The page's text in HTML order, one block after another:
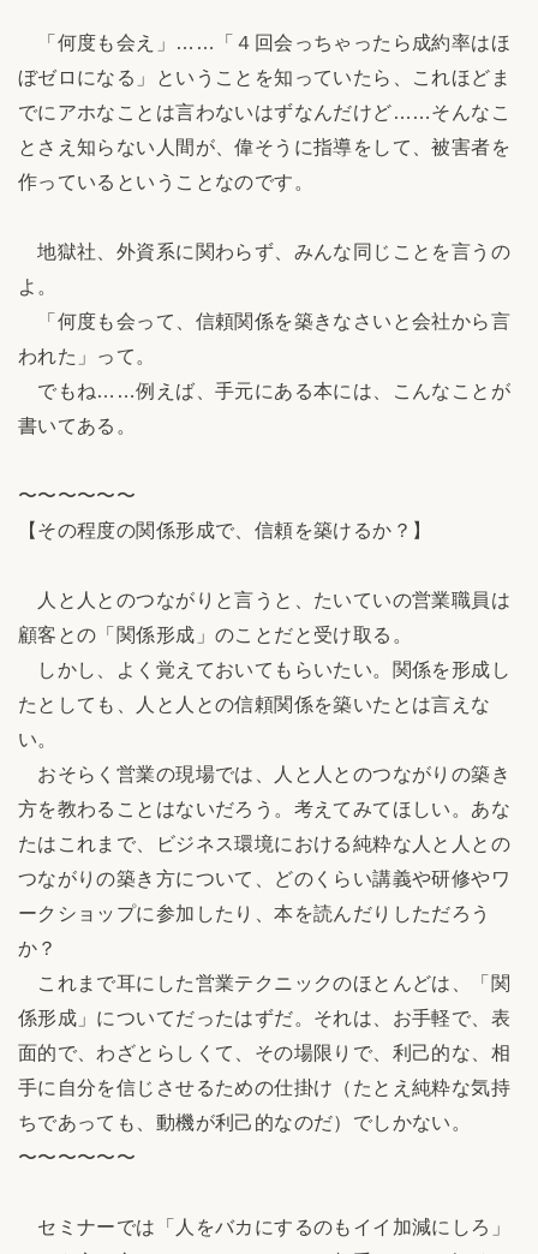
「何度も会え」……「４回会っちゃったら成約率はほ
ぼゼロになる」ということを知っていたら、これほどま
でにアホなことは言わないはずなんだけど……そんなこ
とさえ知らない人間が、偉そうに指導をして、被害者を
作っているということなのです。
地獄社、外資系に関わらず、みんな同じことを言うの
よ。
「何度も会って、信頼関係を築きなさいと会社から言
われた」って。
でもね……例えば、手元にある本には、こんなことが
書いてある。
〜〜〜〜〜〜
【その程度の関係形成で、信頼を築けるか？】
人と人とのつながりと言うと、たいていの営業職員は
顧客との「関係形成」のことだと受け取る。
しかし、よく覚えておいてもらいたい。関係を形成し
たとしても、人と人との信頼関係を築いたとは言えな
い。
おそらく営業の現場では、人と人とのつながりの築き
方を教わることはないだろう。考えてみてほしい。あな
たはこれまで、ビジネス環境における純粋な人と人との
つながりの築き方について、どのくらい講義や研修やワ
ークショップに参加したり、本を読んだりしただろう
か？
これまで耳にした営業テクニックのほとんどは、「関
係形成」についてだったはずだ。それは、お手軽で、表
面的で、わざとらしくて、その場限りで、利己的な、相
手に自分を信じさせるための仕掛け（たとえ純粋な気持
ちであっても、動機が利己的なのだ）でしかない。
〜〜〜〜〜〜
セミナーでは「人をバカにするのもイイ加減にしろ」